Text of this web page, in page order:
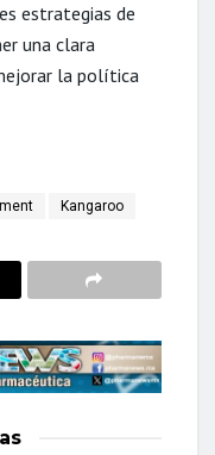
estrategias de
una clara
la política
Kangaroo